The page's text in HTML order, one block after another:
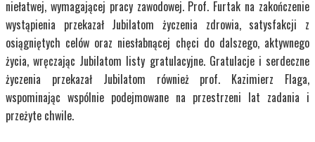
niełatwej, wymagającej pracy zawodowej. Prof. Furtak na zakończenie
wystąpienia przekazał Jubilatom życzenia zdrowia, satysfakcji z
osiągniętych celów oraz niesłabnącej chęci do dalszego, aktywnego
życia, wręczając Jubilatom listy gratulacyjne. Gratulacje i serdeczne
życzenia przekazał Jubilatom również prof. Kazimierz Flaga,
wspominając wspólnie podejmowane na przestrzeni lat zadania i
przeżyte chwile.